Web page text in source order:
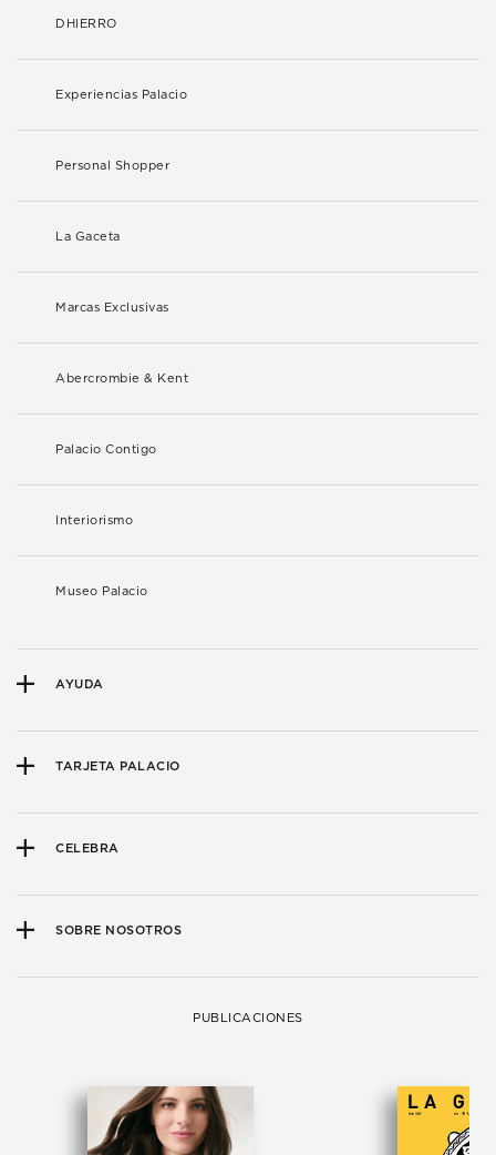
DHIERRO
Experiencias Palacio
Personal Shopper
La Gaceta
Marcas Exclusivas
Abercrombie & Kent
Palacio Contigo
Interiorismo
Museo Palacio
AYUDA
TARJETA PALACIO
CELEBRA
SOBRE NOSOTROS
PUBLICACIONES